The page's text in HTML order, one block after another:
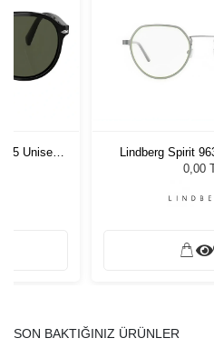
55 Unisex
Lindberg Spirit
0,00
SON BAKTIĞINIZ ÜRÜNLER